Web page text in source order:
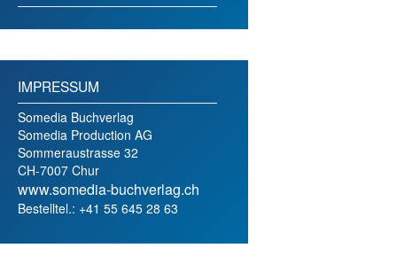
IMPRESSUM
Somedia Buchverlag
Somedia Production AG
Sommeraustrasse 32
CH-7007 Chur
www.somedia-buchverlag.ch
Bestelltel.: +41 55 645 28 63